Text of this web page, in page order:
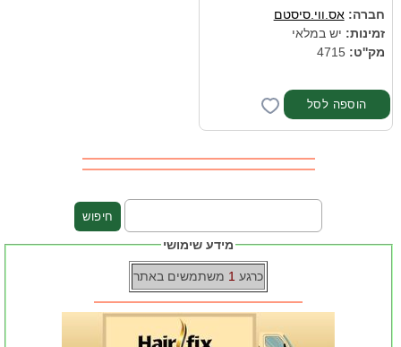
חברה:אס.ווי.סיסטם
זמינות: יש במלאי
מק''ט: 4715
מידע שימושי
כרגע 1 משתמשים באתר